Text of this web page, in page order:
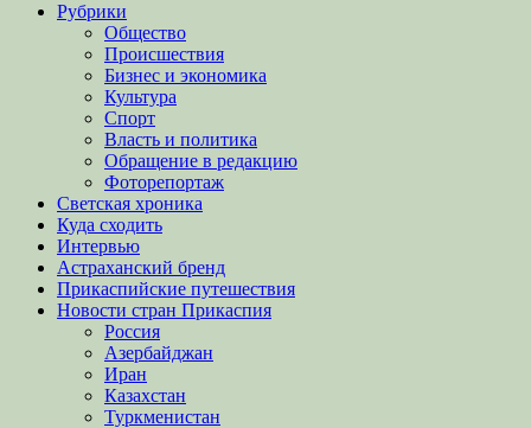
Рубрики
Общество
Происшествия
Бизнес и экономика
Культура
Спорт
Власть и политика
Обращение в редакцию
Фоторепортаж
Светская хроника
Куда сходить
Интервью
Астраханский бренд
Прикаспийские путешествия
Новости стран Прикаспия
Россия
Азербайджан
Иран
Казахстан
Туркменистан